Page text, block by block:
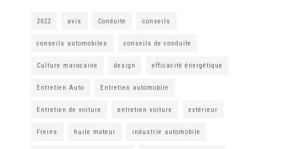
2022 avis Conduite conseils
conseils automobiles conseils de conduite
Culture marocaine design efficacité énergétique
Entretien Auto Entretien automobile
Entretien de voiture entretien voiture extérieur
Freins huile moteur industrie automobile